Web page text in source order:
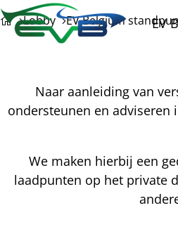
EV
Lobby EV Belgium
Naar aanleiding van
ondersteunen en adviseren
We maken hierbij een
laadpunten op het private